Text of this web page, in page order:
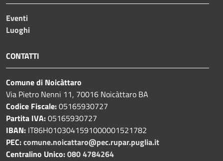
Eventi
Luoghi
CONTATTI
Comune di Noicàttaro
Via Pietro Nenni 11, 70016 Noicàttaro BA
Codice Fiscale:05165930727
Partita IVA:05165930727
IBAN: IT86H0103041591000001521782
PEC:comune.noicattaro@pec.rupar.puglia.it
Centralino Unico:080 4784264